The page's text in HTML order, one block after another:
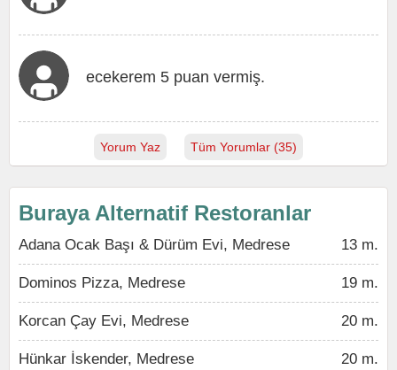
ecekerem 5 puan vermiş.
Yorum Yaz Tüm Yorumlar (35)
Buraya Alternatif Restoranlar
Adana Ocak Başı & Dürüm Evi, Medrese 13 m.
Dominos Pizza, Medrese 19 m.
Korcan Çay Evi, Medrese 20 m.
Hünkar İskender, Medrese 20 m.